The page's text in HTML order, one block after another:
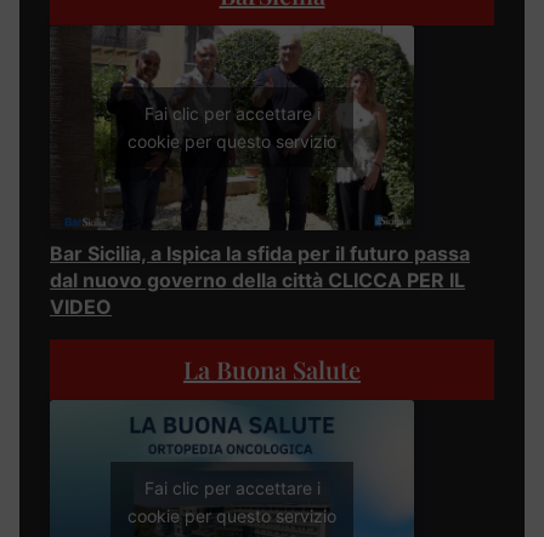
Fai clic per accettare i
cookie per questo servizio
Bar Sicilia, a Ispica la sfida per il futuro passa
dal nuovo governo della città CLICCA PER IL
VIDEO
La Buona Salute
Fai clic per accettare i
cookie per questo servizio